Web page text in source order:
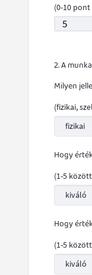
(0-10
2. A
Milyen
(fizikai,
Hogy
(1-5
Hogy
(1-5